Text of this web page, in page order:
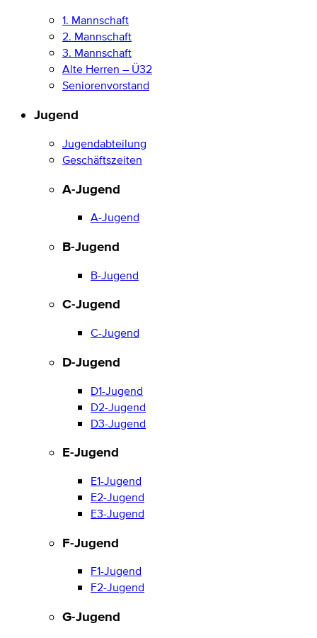
1. Mannschaft
2. Mannschaft
3. Mannschaft
Alte Herren – Ü32
Seniorenvorstand
Jugend
Jugendabteilung
Geschäftszeiten
A-Jugend
A-Jugend
B-Jugend
B-Jugend
C-Jugend
C-Jugend
D-Jugend
D1-Jugend
D2-Jugend
D3-Jugend
E-Jugend
E1-Jugend
E2-Jugend
E3-Jugend
F-Jugend
F1-Jugend
F2-Jugend
G-Jugend